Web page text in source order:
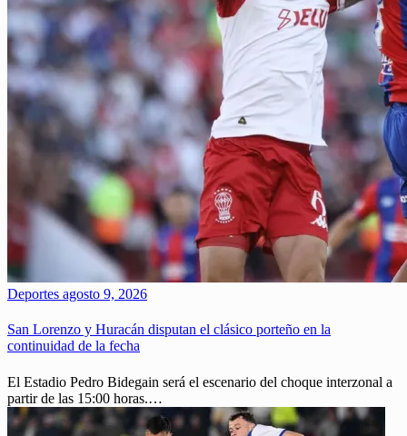
Deportes agosto 9, 2026
San Lorenzo y Huracán disputan el clásico porteño en la
continuidad de la fecha
El Estadio Pedro Bidegain será el escenario del choque interzonal a
partir de las 15:00 horas.…